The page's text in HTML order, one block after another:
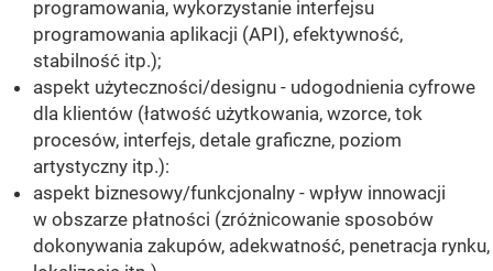
programowania, wykorzystanie interfejsu
programowania aplikacji (API), efektywność,
stabilność itp.);
aspekt użyteczności/designu - udogodnienia cyfrowe
dla klientów (łatwość użytkowania, wzorce, tok
procesów, interfejs, detale graficzne, poziom
artystyczny itp.):
aspekt biznesowy/funkcjonalny - wpływ innowacji
w obszarze płatności (zróżnicowanie sposobów
dokonywania zakupów, adekwatność, penetracja rynku,